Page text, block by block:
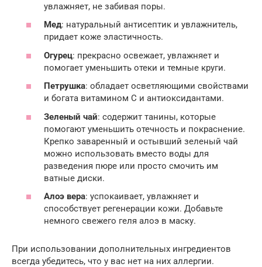
увлажняет, не забивая поры.
Мед: натуральный антисептик и увлажнитель,
придает коже эластичность.
Огурец: прекрасно освежает, увлажняет и
помогает уменьшить отеки и темные круги.
Петрушка: обладает осветляющими свойствами
и богата витамином C и антиоксидантами.
Зеленый чай: содержит танины, которые
помогают уменьшить отечность и покраснение.
Крепко заваренный и остывший зеленый чай
можно использовать вместо воды для
разведения пюре или просто смочить им
ватные диски.
Алоэ вера: успокаивает, увлажняет и
способствует регенерации кожи. Добавьте
немного свежего геля алоэ в маску.
При использовании дополнительных ингредиентов
всегда убедитесь, что у вас нет на них аллергии.